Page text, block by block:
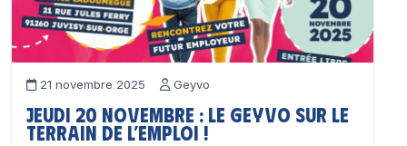
21 novembre 2025 Geyvo
Jeudi 20 novembre : le GEYVO sur le
terrain de l’emploi !